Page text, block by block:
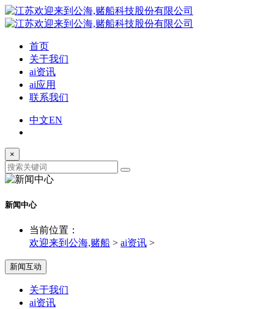
首页
关于我们
ai资讯
ai应用
联系我们
中文EN
×
新闻中心
当前位置：
欢迎来到公海,赌船 > ai资讯 >
新闻互动
关于我们
ai资讯